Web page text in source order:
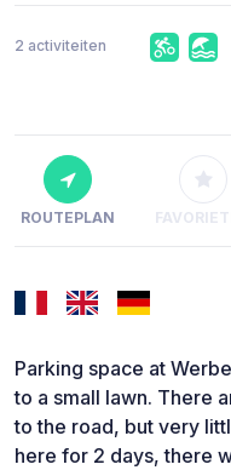
2 activiteiten
ROUTEPLAN
Parking space at
to a small lawn. There
to the road, but very
here for 2 days, there